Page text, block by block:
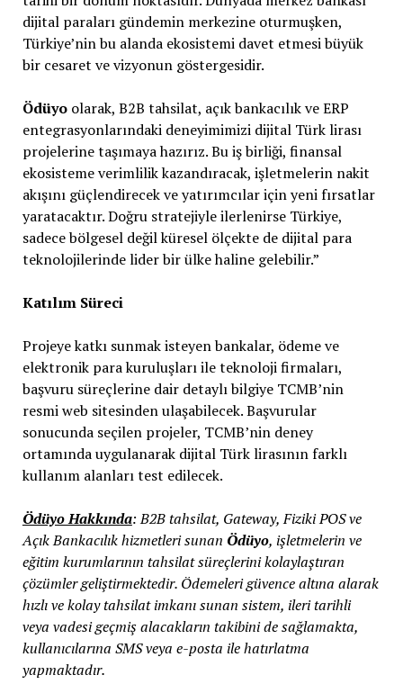
dijital paraları gündemin merkezine oturmuşken,
Türkiye’nin bu alanda ekosistemi davet etmesi büyük
bir cesaret ve vizyonun göstergesidir.
Ödüyoolarak, B2B tahsilat, açık bankacılık ve ERP
entegrasyonlarındaki deneyimimizi dijital Türk lirası
projelerine taşımaya hazırız. Bu iş birliği, finansal
ekosisteme verimlilik kazandıracak, işletmelerin nakit
akışını güçlendirecek ve yatırımcılar için yeni fırsatlar
yaratacaktır. Doğru stratejiyle ilerlenirse Türkiye,
sadece bölgesel değil küresel ölçekte de dijital para
teknolojilerinde lider bir ülke haline gelebilir.”
Katılım Süreci
Projeye katkı sunmak isteyen bankalar, ödeme ve
elektronik para kuruluşları ile teknoloji firmaları,
başvuru süreçlerine dair detaylı bilgiye TCMB’nin
resmi web sitesinden ulaşabilecek. Başvurular
sonucunda seçilen projeler, TCMB’nin deney
ortamında uygulanarak dijital Türk lirasının farklı
kullanım alanları test edilecek.
Ödüyo Hakkında: B2B tahsilat, Gateway, Fiziki POS ve
Açık Bankacılık hizmetleri sunan Ödüyo, işletmelerin ve
eğitim kurumlarının tahsilat süreçlerini kolaylaştıran
çözümler geliştirmektedir. Ödemeleri güvence altına alarak
hızlı ve kolay tahsilat imkanı sunan sistem, ileri tarihli
veya vadesi geçmiş alacakların takibini de sağlamakta,
kullanıcılarına SMS veya e-posta ile hatırlatma
yapmaktadır.